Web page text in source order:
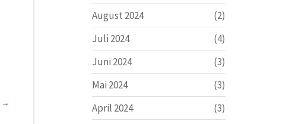
→
August 2024
(2)
Juli 2024
(4)
Juni 2024
(3)
Mai 2024
(3)
April 2024
(3)